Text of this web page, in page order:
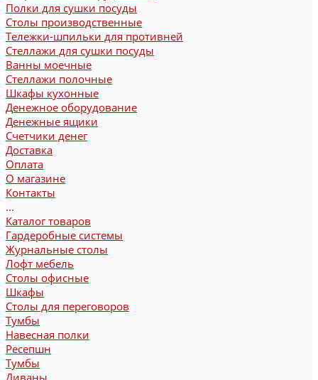
Полки для сушки посуды
Столы производственные
Тележки-шпильки для противней
Стеллажи для сушки посуды
Ванны моечные
Стеллажи полочные
Шкафы кухонные
Денежное оборудование
Денежные ящики
Счетчики денег
Доставка
Оплата
О магазине
Контакты
...
Каталог товаров
Гардеробные системы
Журнальные столы
Лофт мебель
Столы офисные
Шкафы
Столы для переговоров
Тумбы
Навесная полки
Ресепшн
Тумбы
Диваны